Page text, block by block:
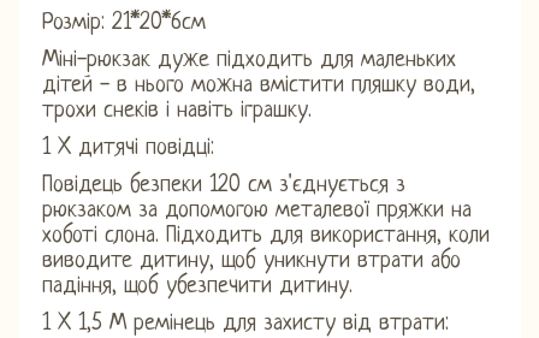
Розмір: 21*20*6см
Міні-рюкзак дуже підходить для маленьких
дітей - в нього можна вмістити пляшку води,
трохи снеків і навіть іграшку.
1 X дитячі повідці:
Повідець безпеки 120 см з'єднується з
рюкзаком за допомогою металевої пряжки на
хоботі слона. Підходить для використання, коли
виводите дитину, щоб уникнути втрати або
падіння, щоб убезпечити дитину.
1 X 1,5 М ремінець для захисту від втрати: